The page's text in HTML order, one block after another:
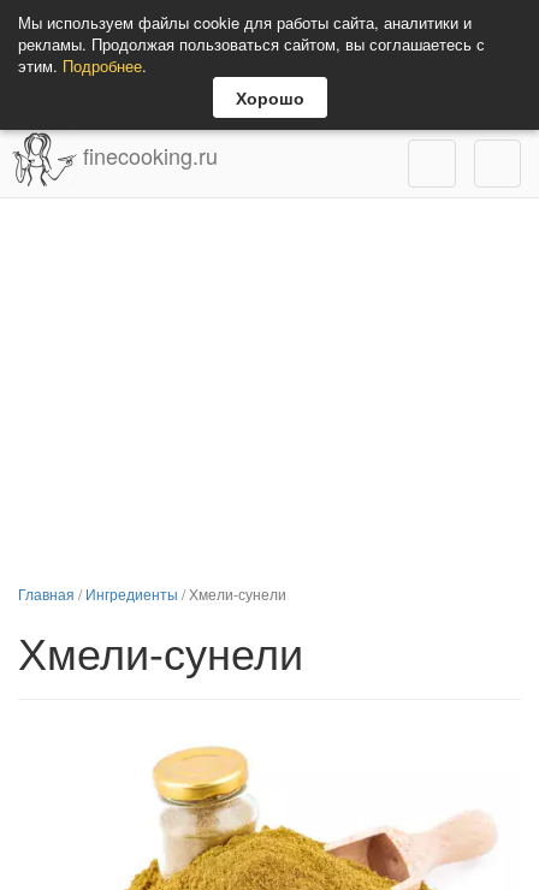
Мы используем файлы cookie для работы сайта, аналитики и
рекламы. Продолжая пользоваться сайтом, вы соглашаетесь с
этим. Подробнее.
Хорошо
finecooking.ru
Главная /Ингредиенты /Хмели-сунели
Хмели-сунели